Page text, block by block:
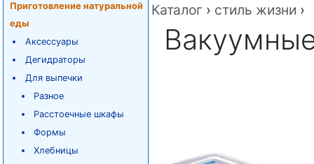
Приготовление натуральной
еды
Аксессуары
Дегидраторы
Для выпечки
Разное
Расстоечные шкафы
Формы
Хлебницы
Каталог › стиль жизни ›